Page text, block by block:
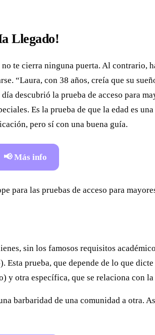
Llegado!
te cierra ninguna puerta. Al contrario,
“Laura, con 38 años, creía que su
descubrió la prueba de acceso para
Es la prueba de que la edad es
pero sí con una buena guía.
📢 Más info
para las pruebas de acceso para
sin los famosos requisitos
prueba, que depende de lo que
y otra específica, que se relaciona con
barbaridad de una comunidad a otra.